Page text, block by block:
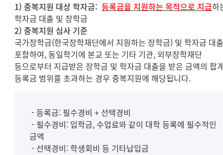
1) 중복지원 대상 학자금: 등록금을 지원하는 목적으로 지급하
학자금 대출 및 장학금
2) 중복지원 심사 기준
국가장학금(한국장학재단에서 지원하는 장학금) 및 학자금 대
포함하여, 동일학기에 본교 또는 기타 기관, 외부장학재단
등으로부터 지급받은 장학금 및 학자금 대출을 받은 금액의 합
등록금 범위를 초과하는 경우 중복지원에 해당됩니다.
- 등록금: 필수경비 + 선택경비
- 필수경비: 입학금, 수업료와 같이 대학 등록에 필수적인
금액
- 선택경비: 학생회비 등 기타납입금